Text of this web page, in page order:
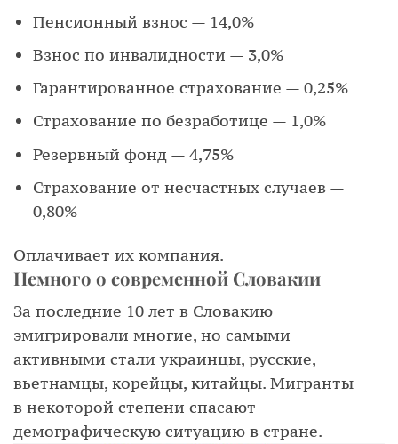
Пенсионный взнос — 14,0%
Взнос по инвалидности — 3,0%
Гарантированное страхование — 0,25%
Страхование по безработице — 1,0%
Резервный фонд — 4,75%
Страхование от несчастных случаев —
0,80%
Оплачивает их компания.
Немного о современной Словакии
За последние 10 лет в Словакию
эмигрировали многие, но самыми
активными стали украинцы, русские,
вьетнамцы, корейцы, китайцы. Мигранты
в некоторой степени спасают
демографическую ситуацию в стране.